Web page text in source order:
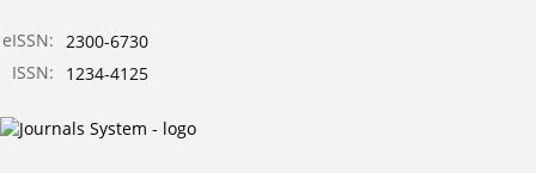
eISSN: 2300-6730
ISSN:
1234-4125